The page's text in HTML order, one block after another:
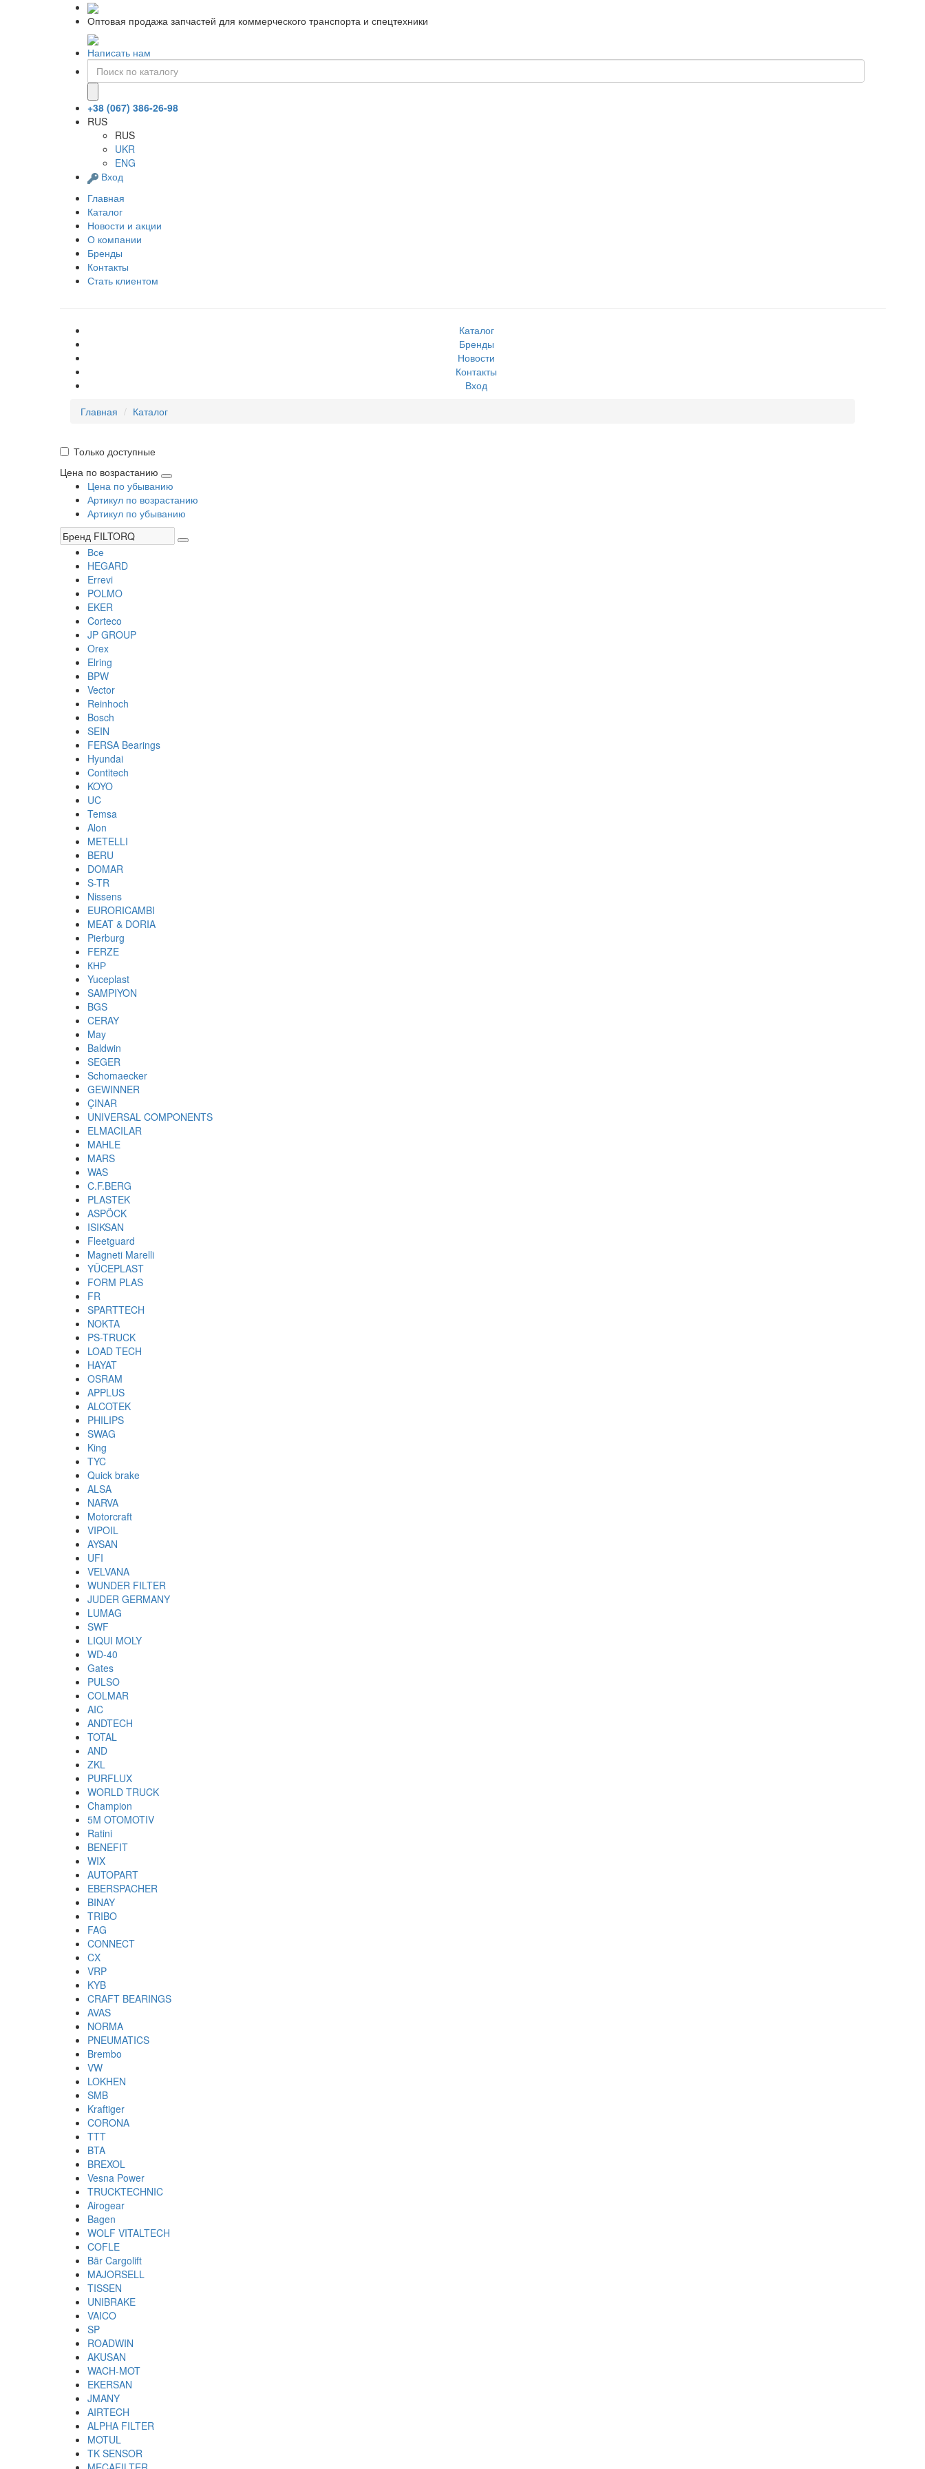
Оптовая продажа запчастей для коммерческого транспорта и спецтехники
Написать нам
+38 (067) 386-26-98
RUS
RUS
UKR
ENG
Вход
Главная
Каталог
Новости и акции
О компании
Бренды
Контакты
Стать клиентом
Каталог
Бренды
Новости
Контакты
Вход
Главная
Каталог
Только доступные
Цена по возрастанию
Цена по убыванию
Артикул по возрастанию
Артикул по убыванию
Все
HEGARD
Errevi
POLMO
EKER
Corteco
JP GROUP
Orex
Elring
BPW
Vector
Reinhoch
Bosch
SEIN
FERSA Bearings
Hyundai
Contitech
KOYO
UC
Temsa
Alon
METELLI
BERU
DOMAR
S-TR
Nissens
EURORICAMBI
MEAT & DORIA
Pierburg
FERZE
КНР
Yuceplast
SAMPIYON
BGS
CERAY
May
Baldwin
SEGER
Schomaecker
GEWINNER
ÇINAR
UNIVERSAL COMPONENTS
ELMACILAR
MAHLE
MARS
WAS
C.F.BERG
PLASTEK
ASPÖCK
ISIKSAN
Fleetguard
Magneti Marelli
YÜCEPLAST
FORM PLAS
FR
SPARTTECH
NOKTA
PS-TRUCK
LOAD TECH
HAYAT
OSRAM
APPLUS
ALCOTEK
PHILIPS
SWAG
King
TYC
Quick brake
ALSA
NARVA
Motorcraft
VIPOIL
AYSAN
UFI
VELVANA
WUNDER FILTER
JUDER GERMANY
LUMAG
SWF
LIQUI MOLY
WD-40
Gates
PULSO
COLMAR
AIC
ANDTECH
TOTAL
AND
ZKL
PURFLUX
WORLD TRUCK
Champion
5M OTOMOTIV
Ratini
BENEFIT
WIX
AUTOPART
EBERSPACHER
BINAY
TRIBO
FAG
CONNECT
CX
VRP
KYB
CRAFT BEARINGS
AVAS
NORMA
PNEUMATICS
Brembo
VW
LOKHEN
SMB
Kraftiger
CORONA
TTT
BTA
BREXOL
Vesna Power
TRUCKTECHNIC
Airogear
Bagen
WOLF VITALTECH
COFLE
Bär Cargolift
MAJORSELL
TISSEN
UNIBRAKE
VAICO
SP
ROADWIN
AKUSAN
WACH-MOT
EKERSAN
JMANY
AIRTECH
ALPHA FILTER
MOTUL
TK SENSOR